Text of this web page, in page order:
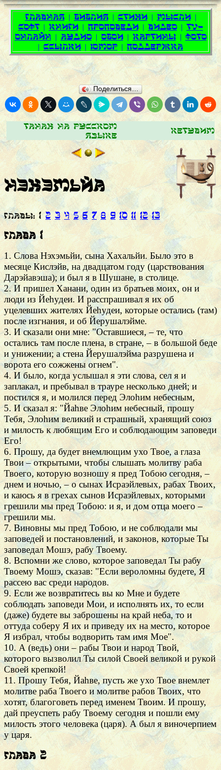
Поделиться…
Танах на русском
языке
Кетувим
Нэхэмьйа
ГЛАВЫ: 12 3 4 5 6 7 8 9 10 11 12 13
Глава 1
1. Слова Нэхэмьйи, сына Хахальйи. Было это в
месяце Кислэйв, на двадцатом году (царствования
Дарэйавэша); и был я в Шушане, в столице.
2. И пришел Ханани, один из братьев моих, он и
люди из Йеhудеи. И расспрашивал я их об
уцелевших жителях Йеhудеи, которые остались (там)
после изгнания, и об Йерушалэйме.
3. И сказали они мне: "Оставшиеся, – те, что
остались там после плена, в стране, – в большой беде
и унижении; а стена Йерушалэйма разрушена и
ворота его сожжены огнем".
4. И было, когда услышал я эти слова, сел я и
заплакал, и пребывал в трауре несколько дней; и
постился я, и молился перед Элоhим небесным,
5. И сказал я: "Йаhве Элоhим небесный, прошу
Тебя, Элоhим великий и страшный, хранящий союз
и милость к любящим Его и соблюдающим заповеди
Его!
6. Прошу, да будет внемлющим ухо Твое, а глаза
Твои – открытыми, чтобы слышать молитву раба
Твоего, которую возношу я пред Тобою сегодня, –
днем и ночью, – о сынах Исраэйлевых, рабах Твоих,
и каюсь я в грехах сынов Исраэйлевых, которыми
грешили мы пред Тобою: и я, и дом отца моего –
грешили мы.
7. Виновны мы пред Тобою, и не соблюдали мы
заповедей и постановлений, и законов, которые Ты
заповедал Мошэ, рабу Твоему.
8. Вспомни же слово, которое заповедал Ты рабу
Твоему Мошэ, сказав: "Если вероломны будете, Я
рассею вас среди народов.
9. Если же возвратитесь вы ко Мне и будете
соблюдать заповеди Мои, и исполнять их, то если
(даже) будете вы заброшены на край неба, то и
оттуда соберу Я их и приведу их на место, которое
Я избрал, чтобы водворить там имя Мое".
10. А (ведь) они – рабы Твои и народ Твой,
которого вызволил Ты силой Своей великой и рукой
Своей крепкой!
11. Прошу Тебя, Йаhве, пусть же ухо Твое внемлет
молитве раба Твоего и молитве рабов Твоих, что
хотят, благоговеть перед именем Твоим. И прошу,
дай преуспеть рабу Твоему сегодня и пошли ему
милость этого человека (царя). А был я виночерпием
у царя.
Глава 2